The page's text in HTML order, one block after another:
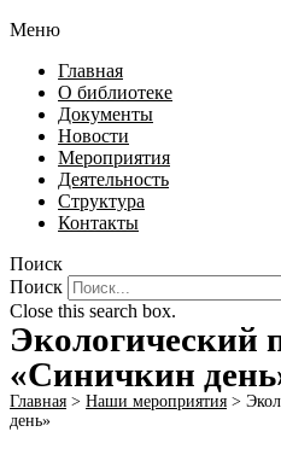
Меню
Главная
О библиотеке
Документы
Новости
Мероприятия
Деятельность
Структура
Контакты
Поиск
Поиск
Close this search box.
Экологический
«Синичкин
Главная > Наши мероприятия >
день»